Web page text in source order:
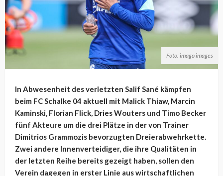
Foto: imago images
In Abwesenheit des verletzten Salif Sané kämpfen
beim FC Schalke 04 aktuell mit Malick Thiaw, Marcin
Kaminski, Florian Flick, Dries Wouters und Timo Becker
fünf Akteure um die drei Plätze in der von Trainer
Dimitrios Grammozis bevorzugten Dreierabwehrkette.
Zwei andere Innenverteidiger, die ihre Qualitäten in
der letzten Reihe bereits gezeigt haben, sollen den
Verein dagegen in erster Linie aus wirtschaftlichen